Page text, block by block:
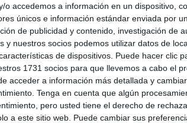
o accedemos a información en un dispositivo,
únicos e información estándar enviada por
de publicidad y contenido, investigación de
y nuestros socios podemos utilizar datos de
de dispositivos. Puede hacer clic
1731 socios para que llevemos a cabo el
acceder a información más detallada y
Tenga en cuenta que algún
pero usted tiene el derecho de
a este sitio web. Puede cambiar sus